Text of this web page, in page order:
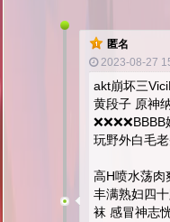
匿名
2023-08-27
akt崩坏三
黄段子 原神
玩野外白毛
高H喷水荡肉
丰满熟妇四
袜 感冒神志